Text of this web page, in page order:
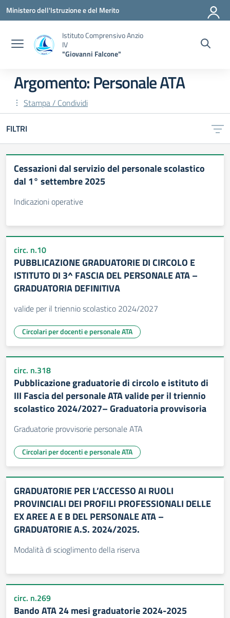
Vai ai contenuti
Vai al menu di navigazione
Vai al footer
Ministero dell'Istruzione e del Merito
Istituto Comprensivo Anzio
IV
"Giovanni Falcone"
Argomento: Personale ATA
Stampa / Condividi
FILTRI
Cessazioni dal servizio del personale scolastico
dal 1° settembre 2025
Indicazioni operative
circ. n.10
PUBBLICAZIONE GRADUATORIE DI CIRCOLO E
ISTITUTO DI 3^ FASCIA DEL PERSONALE ATA –
GRADUATORIA DEFINITIVA
valide per il triennio scolastico 2024/2027
Circolari per docenti e personale ATA
circ. n.318
Pubblicazione graduatorie di circolo e istituto di
III Fascia del personale ATA valide per il triennio
scolastico 2024/2027– Graduatoria provvisoria
Graduatorie provvisorie personale ATA
Circolari per docenti e personale ATA
GRADUATORIE PER L’ACCESSO AI RUOLI
PROVINCIALI DEI PROFILI PROFESSIONALI DELLE
EX AREE A E B DEL PERSONALE ATA –
GRADUATORIE A.S. 2024/2025.
Modalità di scioglimento della riserva
circ. n.269
Bando ATA 24 mesi graduatorie 2024-2025